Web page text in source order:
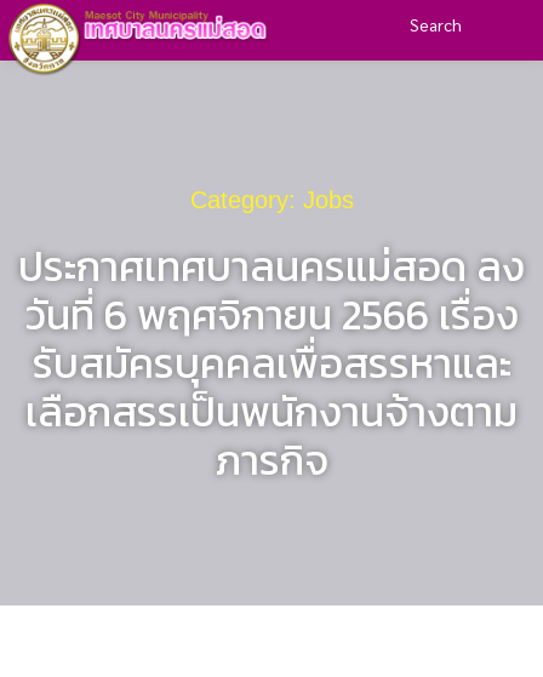
Search
Category: Jobs
ประกาศเทศบาลนครแม่สอด ลง
วันที่ 6 พฤศจิกายน 2566 เรื่อง
รับสมัครบุคคลเพื่อสรรหาและ
เลือกสรรเป็นพนักงานจ้างตาม
ภารกิจ